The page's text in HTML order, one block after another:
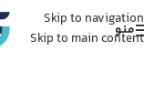
Skip to navigation
Skip to main content
منو